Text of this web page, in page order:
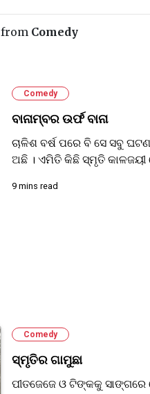
from Comedy
Comedy
ବାନାମ୍ବର ଉର୍ଫ ବାନା
ଚାଳିଶ ବର୍ଷ ପରେ ବି ସେ ସବୁ
ଅଛି । ଏମିତି କିଛି ସ୍ମୃତି
9 mins read
Comedy
ସ୍ମୃତିର ଗାମୁଛା
ପୀତଜେଜେ ଓ ଟିଙ୍କକୁ ସାଙ୍ଗରେ